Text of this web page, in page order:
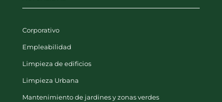
Corporativo
Empleabilidad
Limpieza de edificios
Limpieza Urbana
Mantenimiento de jardines y zonas verdes